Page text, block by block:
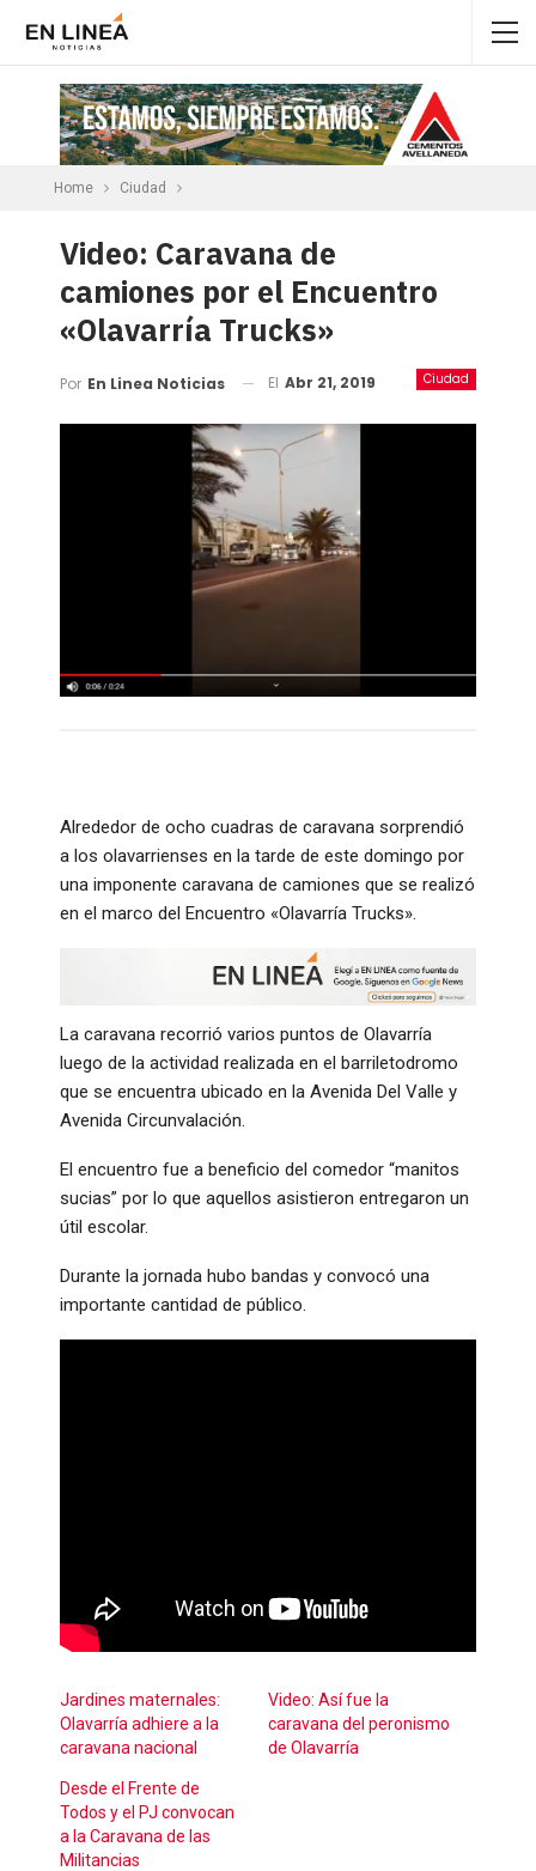
Home Ciudad
Video: Caravana de
camiones por el Encuentro
«Olavarría Trucks»
Ciudad
Por En Linea Noticias El Abr 21, 2019
Alrededor de ocho cuadras de caravana sorprendió
a los olavarrienses en la tarde de este domingo por
una imponente caravana de camiones que se realizó
en el marco del Encuentro «Olavarría Trucks».
La caravana recorrió varios puntos de Olavarría
luego de la actividad realizada en el barriletodromo
que se encuentra ubicado en la Avenida Del Valle y
Avenida Circunvalación.
El encuentro fue a beneficio del comedor “manitos
sucias” por lo que aquellos asistieron entregaron un
útil escolar.
Durante la jornada hubo bandas y convocó una
importante cantidad de público.
Jardines maternales:
Olavarría adhiere a la
caravana nacional
Video: Así fue la
caravana del peronismo
de Olavarría
Desde el Frente de
Todos y el PJ convocan
a la Caravana de las
Militancias